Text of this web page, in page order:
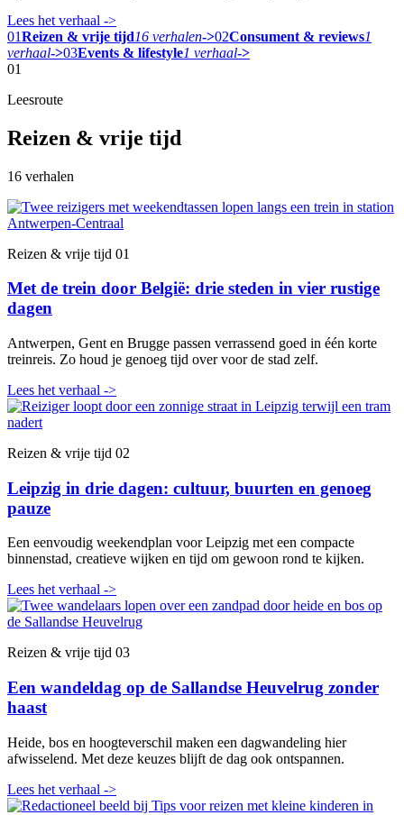
Lees het verhaal ->
01Reizen & vrije tijd16 verhalen->02Consument & reviews1
verhaal->03Events & lifestyle1 verhaal->
01
Leesroute
Reizen & vrije tijd
16 verhalen
Reizen & vrije tijd 01
Met de trein door België: drie steden in vier rustige
dagen
Antwerpen, Gent en Brugge passen verrassend goed in één korte
treinreis. Zo houd je genoeg tijd over voor de stad zelf.
Lees het verhaal ->
Reizen & vrije tijd 02
Leipzig in drie dagen: cultuur, buurten en genoeg
pauze
Een eenvoudig weekendplan voor Leipzig met een compacte
binnenstad, creatieve wijken en tijd om gewoon rond te kijken.
Lees het verhaal ->
Reizen & vrije tijd 03
Een wandeldag op de Sallandse Heuvelrug zonder
haast
Heide, bos en hoogteverschil maken een dagwandeling hier
afwisselend. Met deze keuzes blijft de dag ook ontspannen.
Lees het verhaal ->